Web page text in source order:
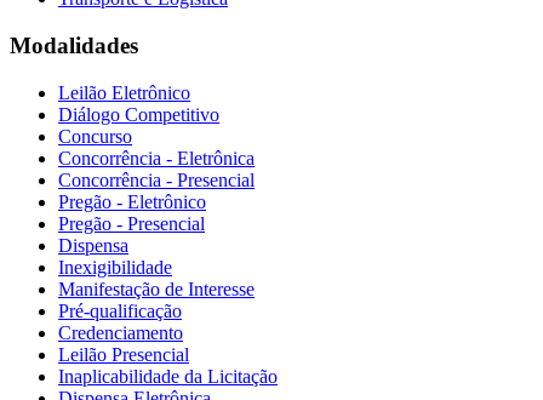
Modalidades
Leilão Eletrônico
Diálogo Competitivo
Concurso
Concorrência - Eletrônica
Concorrência - Presencial
Pregão - Eletrônico
Pregão - Presencial
Dispensa
Inexigibilidade
Manifestação de Interesse
Pré-qualificação
Credenciamento
Leilão Presencial
Inaplicabilidade da Licitação